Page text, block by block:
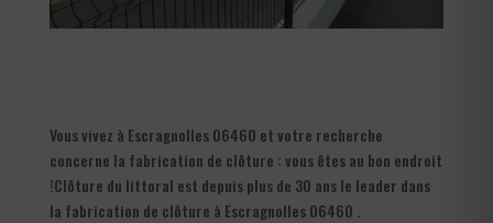
Vous vivez à Escragnolles 06460 et votre recherche
concerne la fabrication de clôture : vous êtes au bon endroit
!Clôture du littoral est depuis plus de 30 ans le leader dans
la fabrication de clôture à Escragnolles 06460 .